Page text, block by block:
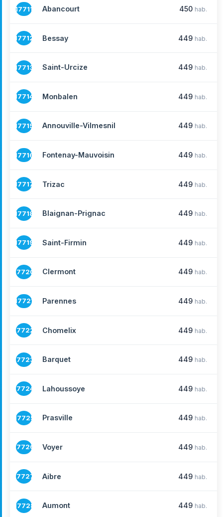
17711 Abancourt 450 hab.
17712 Bessay 449 hab.
17713 Saint-Urcize 449 hab.
17714 Monbalen 449 hab.
17715 Annouville-Vilmesnil 449 hab.
17716 Fontenay-Mauvoisin 449 hab.
17717 Trizac 449 hab.
17718 Blaignan-Prignac 449 hab.
17719 Saint-Firmin 449 hab.
17720 Clermont 449 hab.
17721 Parennes 449 hab.
17722 Chomelix 449 hab.
17723 Barquet 449 hab.
17724 Lahoussoye 449 hab.
17725 Prasville 449 hab.
17726 Voyer 449 hab.
17727 Aibre 449 hab.
17728 Aumont 449 hab.